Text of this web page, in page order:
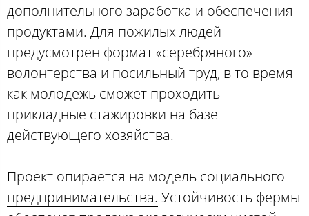
дополнительного заработка и обеспечения
продуктами. Для пожилых людей
предусмотрен формат «серебряного»
волонтерства и посильный труд, в то время
как молодежь сможет проходить
прикладные стажировки на базе
действующего хозяйства.
Проект опирается на модель социального
предпринимательства. Устойчивость фермы